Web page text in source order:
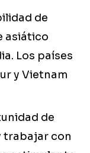
de
asiático
Los países
y Vietnam
de
trabajar con